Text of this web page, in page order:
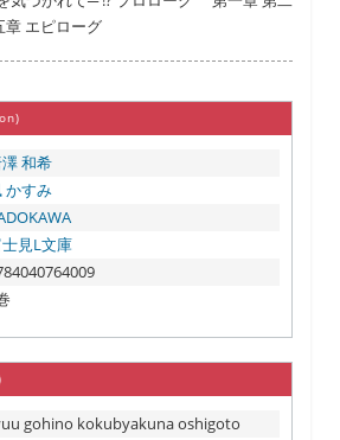
章 エピローグ
和希
かすみ
見L文庫
gohino kokubyakuna oshigoto